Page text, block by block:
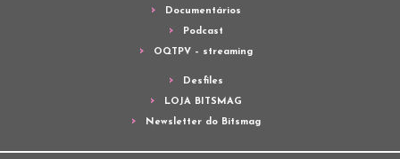
Documentários
Podcast
OQTPV – streaming
Desfiles
LOJA BITSMAG
Newsletter do Bitsmag